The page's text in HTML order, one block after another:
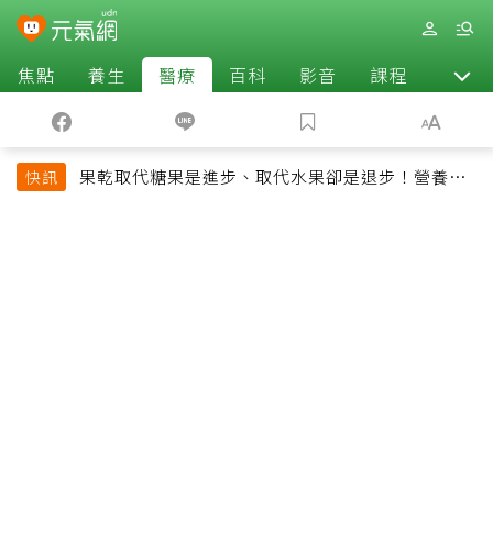
焦點 養生 醫療 百科 影音 課程 退休
快訊
果乾取代糖果是進步、取代水果卻是退步！營養師